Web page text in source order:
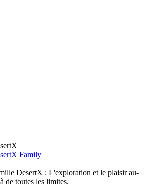
Family
DesertX : L'exploration et le plaisir au-
de toutes les limites.